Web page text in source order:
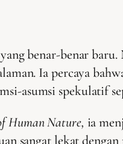
benar-benar
Ia percaya
asumsi spekulatif
Human Nature, ia
sangat lekat